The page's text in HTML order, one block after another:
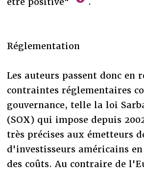
Réglementation
Les auteurs passent donc en
contraintes réglementaires
gouvernance, telle la loi
(SOX) qui impose depuis
très précises aux émetteurs
d'investisseurs américains
des coûts. Au contraire de